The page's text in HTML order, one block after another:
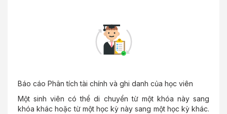
Báo cáo Phân tích tài chính và ghi danh của học viên
Một sinh viên có thể di chuyển từ một khóa này sang
khóa khác hoặc từ một học kỳ này sang một học kỳ khác.